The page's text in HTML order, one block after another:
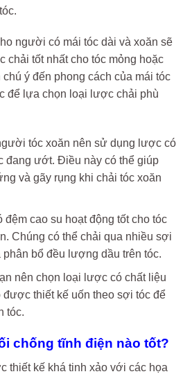
người có mái tóc dài và xoăn sẽ
chải tốt nhất cho tóc mỏng hoặc
chú ý đến phong cách của mái tóc
để lựa chọn loại lược chải phù
tóc xoăn nên sử dụng lược có
đang ướt. Điều này có thể giúp
và gãy rụng khi chải tóc xoăn
cao su hoạt động tốt cho tóc
Chúng có thể chải qua nhiều sợi
phân bổ đều lượng dầu trên tóc.
nên chọn loại lược có chất liệu
được thiết kế uốn theo sợi tóc để
tóc.
chống tĩnh điện nào tốt?
thiết kế khá tinh xảo với các họa